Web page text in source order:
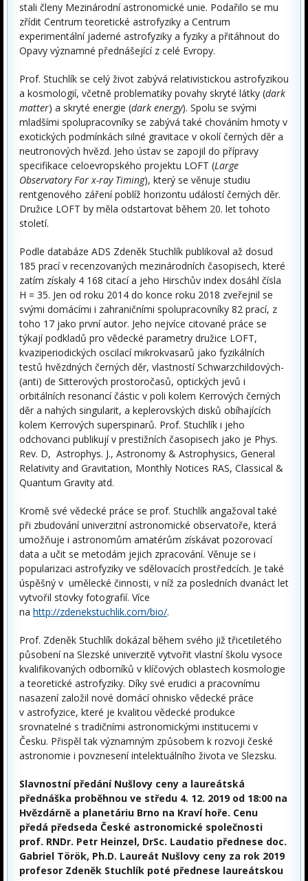
stali členy Mezinárodní astronomické unie. Podařilo se mu
zřídit Centrum teoretické astrofyziky a Centrum
experimentální jaderné astrofyziky a fyziky a přitáhnout do
Opavy významné přednášející z celé Evropy.
Prof. Stuchlík se celý život zabývá relativistickou astrofyzikou
a kosmologií, včetně problematiky povahy skryté látky (dark
matter) a skryté energie (dark energy). Spolu se svými
mladšími spolupracovníky se zabývá také chováním hmoty v
exotických podmínkách silné gravitace v okolí černých děr a
neutronových hvězd. Jeho ústav se zapojil do přípravy
specifikace celoevropského projektu LOFT (Large
Observatory For x-ray Timing), který se věnuje studiu
rentgenového záření poblíž horizontu událostí černých děr.
Družice LOFT by měla odstartovat během 20. let tohoto
století.
Podle databáze ADS Zdeněk Stuchlík publikoval až dosud
185 prací v recenzovaných mezinárodních časopisech, které
zatím získaly 4 168 citací a jeho Hirschův index dosáhl čísla
H = 35. Jen od roku 2014 do konce roku 2018 zveřejnil se
svými domácími i zahraničními spolupracovníky 82 prací, z
toho 17 jako první autor. Jeho nejvíce citované práce se
týkají podkladů pro vědecké parametry družice LOFT,
kvaziperiodických oscilací mikrokvasarů jako fyzikálních
testů hvězdných černých děr, vlastností Schwarzchildových-
(anti) de Sitterových prostoročasů, optických jevů i
orbitálních resonancí částic v poli kolem Kerrových černých
děr a nahých singularit, a keplerovských disků obíhajících
kolem Kerrových superspinarů. Prof. Stuchlík i jeho
odchovanci publikují v prestižních časopisech jako je Phys.
Rev. D, Astrophys. J., Astronomy & Astrophysics, General
Relativity and Gravitation, Monthly Notices RAS, Classical &
Quantum Gravity atd.
Kromě své vědecké práce se prof. Stuchlík angažoval také
při zbudování univerzitní astronomické observatoře, která
umožňuje i astronomům amatérům získávat pozorovací
data a učit se metodám jejich zpracování. Věnuje se i
popularizaci astrofyziky ve sdělovacích prostředcích. Je také
úspěšný v umělecké činnosti, v níž za posledních dvanáct let
vytvořil stovky fotografií. Více
na http://zdenekstuchlik.com/bio/.
Prof. Zdeněk Stuchlík dokázal během svého již třicetiletého
působení na Slezské univerzitě vytvořit vlastní školu vysoce
kvalifikovaných odborníků v klíčových oblastech kosmologie
a teoretické astrofyziky. Díky své erudici a pracovnímu
nasazení založil nové domácí ohnisko vědecké práce
v astrofyzice, které je kvalitou vědecké produkce
srovnatelné s tradičními astronomickými institucemi v
Česku. Přispěl tak významným způsobem k rozvoji české
astronomie i povznesení intelektuálního života ve Slezsku.
Slavnostní předání Nušlovy ceny a laureátská
přednáška proběhnou ve středu 4. 12. 2019 od 18:00 na
Hvězdárně a planetáriu Brno na Kraví hoře. Cenu
předá předseda České astronomické společnosti
prof. RNDr. Petr Heinzel, DrSc. Laudatio přednese doc.
Gabriel Török, Ph.D. Laureát Nušlovy ceny za rok 2019
profesor Zdeněk Stuchlík poté přednese laureátskou